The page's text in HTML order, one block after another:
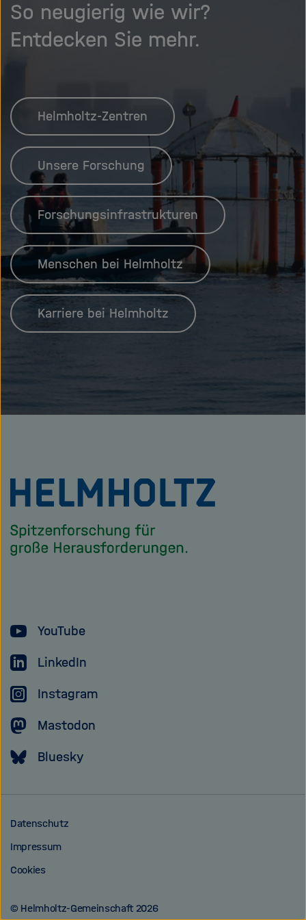
So neugierig wie wir?
Entdecken Sie mehr.
Helmholtz-Zentren
Unsere Forschung
Forschungsinfrastrukturen
Menschen bei Helmholtz
Karriere bei Helmholtz
Zu
Startseite
YouTube
LinkedIn
Instagram
Mastodon
Bluesky
Datenschutz
Impressum
Cookies
© Helmholtz-Gemeinschaft 2026